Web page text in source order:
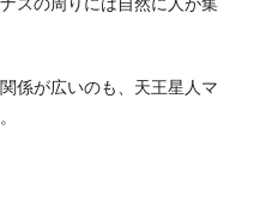
係が広いのも、天王星人マ